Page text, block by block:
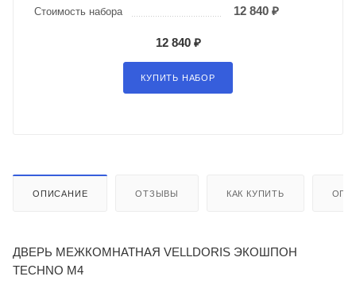
Стоимость набора 12 840 ₽
12 840 ₽
КУПИТЬ НАБОР
ОПИСАНИЕ ОТЗЫВЫ КАК КУПИТЬ
ДВЕРЬ МЕЖКОМНАТНАЯ VELLDORIS ЭКОШПОН
TECHNO M4